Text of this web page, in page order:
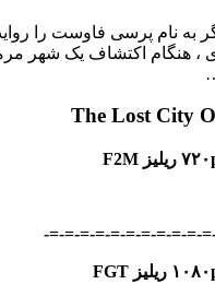
به نام پرسی فاوست را
۱۹۲۰ میلادی ، هنگام اکتشاف یک شهر
-=-=-=-=-=-=-=-=-=-=-